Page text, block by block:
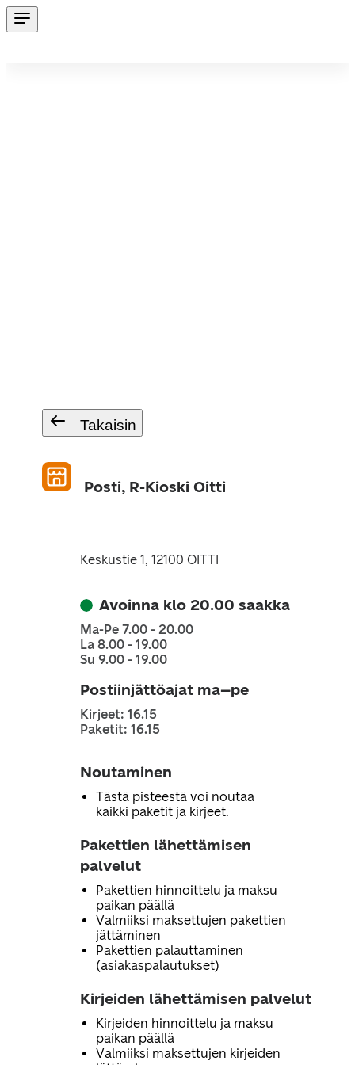
Takaisin
Posti, R-Kioski Oitti
Keskustie 1, 12100 OITTI
Avoinna klo 20.00 saakka
Ma-Pe 7.00 - 20.00
La 8.00 - 19.00
Su 9.00 - 19.00
Postiinjättöajat ma–pe
Kirjeet: 16.15
Paketit: 16.15
Noutaminen
Tästä pisteestä voi noutaa
kaikki paketit ja kirjeet.
Pakettien lähettämisen
palvelut
Pakettien hinnoittelu ja maksu
paikan päällä
Valmiiksi maksettujen pakettien
jättäminen
Pakettien palauttaminen
(asiakaspalautukset)
Kirjeiden lähettämisen palvelut
Kirjeiden hinnoittelu ja maksu
paikan päällä
Valmiiksi maksettujen kirjeiden